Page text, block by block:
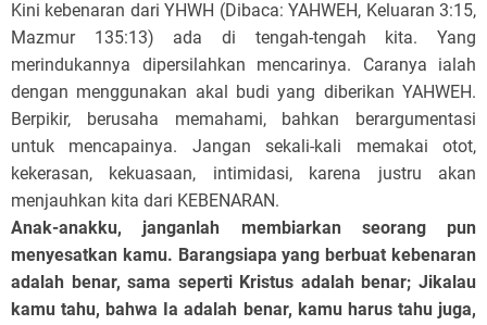
Kini kebenaran dari YHWH (Dibaca: YAHWEH, Keluaran 3:15,
Mazmur 135:13) ada di tengah-tengah kita. Yang
merindukannya dipersilahkan mencarinya. Caranya ialah
dengan menggunakan akal budi yang diberikan YAHWEH.
Berpikir, berusaha memahami, bahkan berargumentasi
untuk mencapainya. Jangan sekali-kali memakai otot,
kekerasan, kekuasaan, intimidasi, karena justru akan
menjauhkan kita dari KEBENARAN.
Anak-anakku, janganlah membiarkan seorang pun
menyesatkan kamu. Barangsiapa yang berbuat kebenaran
adalah benar, sama seperti Kristus adalah benar; Jikalau
kamu tahu, bahwa Ia adalah benar, kamu harus tahu juga,